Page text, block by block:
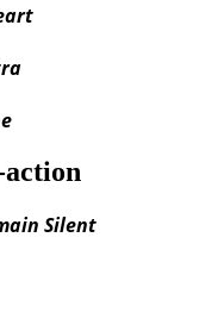
Silent